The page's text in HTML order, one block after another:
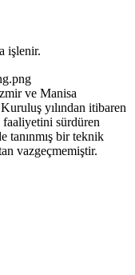
işlenir.
ve Manisa
yılından itibaren
faaliyetini sürdüren
tanınmış bir teknik
vazgeçmemiştir.